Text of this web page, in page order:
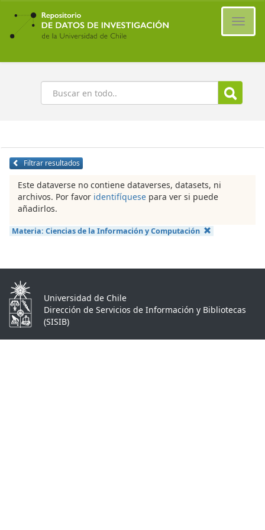
Ir
contenido
principal
Buscar
Filtrar resultados
Este dataverse no contiene dataverses, datasets, ni
archivos. Por favor identifíquese para ver si puede
añadirlos.
Materia: Ciencias de la Información y Computación
Universidad de Chile
Dirección de Servicios de Información y Bibliotecas
(SISIB)